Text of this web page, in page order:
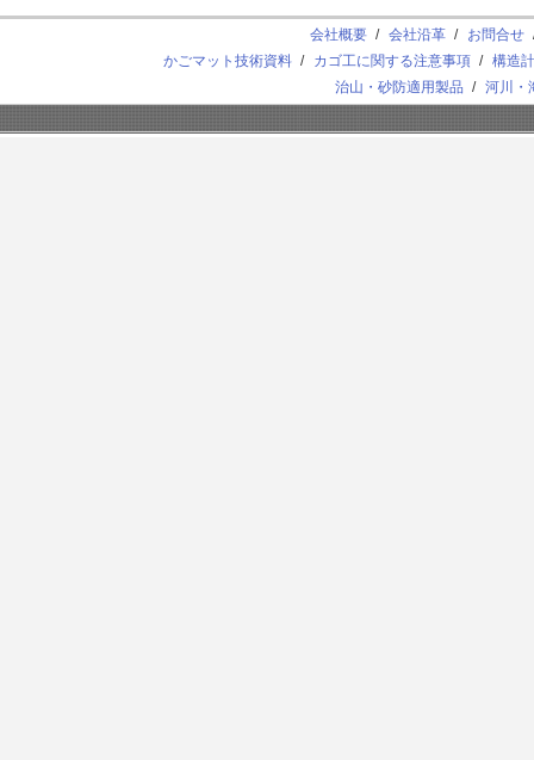
会社概要 / 会社沿革 / お問合せ
かごマット技術資料 / カゴ工に関する注意事項 / 構造
治山・砂防適用製品 / 河川・